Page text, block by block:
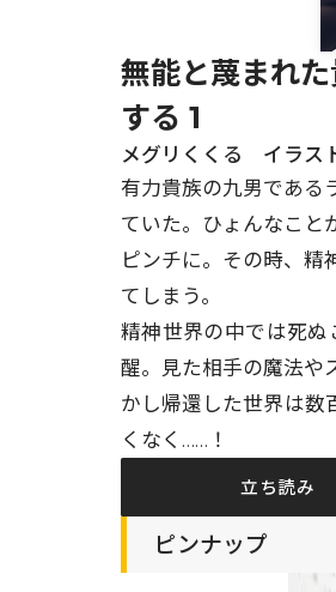
無能と蔑まれ
する 1
メグリくくる イラス
有力貴族の九男である
ていた。ひょんなこと
ピンチに。その時、精
てしまう。
精神世界の中では死
醒。見た相手の魔法や
かし帰還した世界は数
くなく……！
立ち読み
ピンナップ